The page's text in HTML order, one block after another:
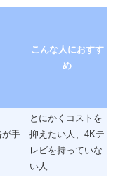
こんな人におすす
め
が手
とにかくコストを
抑えたい人、4Kテ
レビを持っていな
い人